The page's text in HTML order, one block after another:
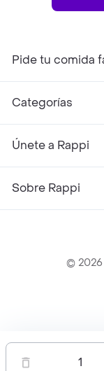
1
Pide tu comida
Categorías
Únete a Rappi
Sobre Rappi
© 2026